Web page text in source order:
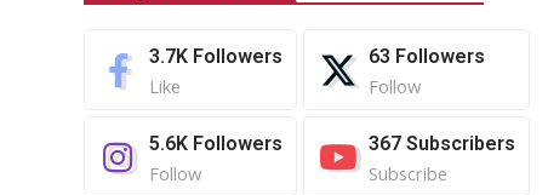
3.7K Followers
Like
63 Followers
Follow
5.6K Followers
Follow
367 Subscribers
Subscribe